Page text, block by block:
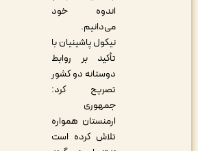
اندوه خود
می‌دانیم.
نیکول پاشینیان با
تأکید بر روابط
دوستانه دو کشور
تصریح کرد:
جمهوری
ارمنستان همواره
تلاش کرده است